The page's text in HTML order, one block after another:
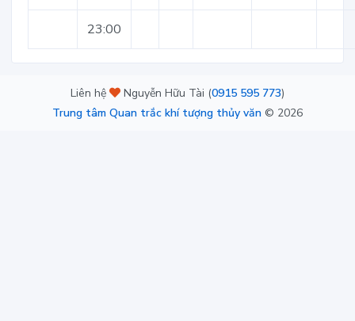
23:00
Liên hệ Nguyễn Hữu Tài (0915 595 773)
Trung tâm Quan trắc khí tượng thủy văn © 2026